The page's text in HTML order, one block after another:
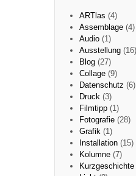
ARTlas (4)
Assemblage(4)
Audio(1)
Ausstellung(16)
Blog(27)
Collage(9)
Datenschutz (6)
Druck(3)
Filmtipp(1)
Fotografie(28)
Grafik(1)
Installation(15)
Kolumne(7)
Kurzgeschichte